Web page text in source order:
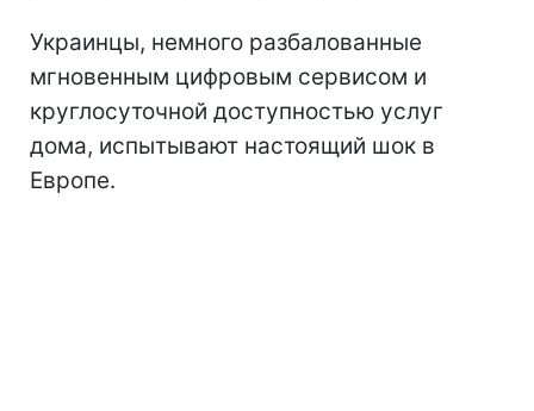
Украинцы, немного разбалованные
мгновенным цифровым сервисом и
круглосуточной доступностью услуг
дома, испытывают настоящий шок в
Европе.